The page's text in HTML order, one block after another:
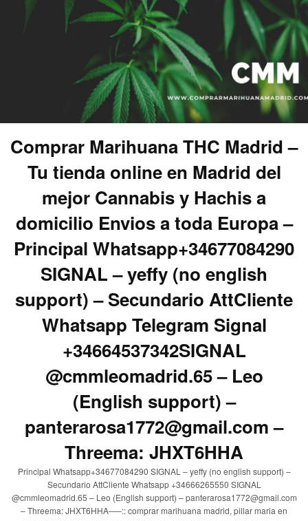
Comprar Marihuana THC Madrid –
Tu tienda online en Madrid del
mejor Cannabis y Hachis a
domicilio Envios a toda Europa –
Principal Whatsapp+34677084290
SIGNAL – yeffy (no english
support) – Secundario AttCliente
Whatsapp Telegram Signal
+34664537342SIGNAL
@cmmleomadrid.65 – Leo
(English support) –
panterarosa1772@gmail.com –
Threema: JHXT6HHA
Principal Whatsapp+34677084290 SIGNAL – yeffy (no english support) –
Secundario AttCliente Whatsapp +34666265550 SIGNAL
@cmmleomadrid.65 – Leo (English support) – panterarosa1772@gmail.com
– Threema: JHXT6HHA—–:: comprar marihuana madrid, pillar maria en